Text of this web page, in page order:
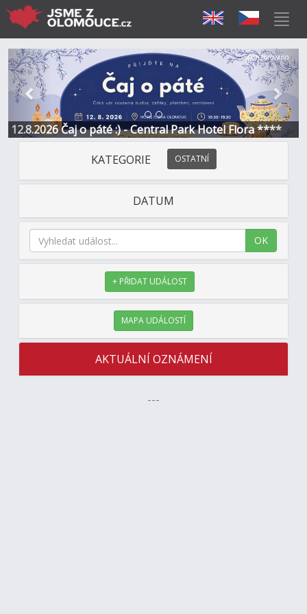
12.8.2026 Čaj o páté :) - Central Park Hotel Flora ****
Předchozí Další
Sponzorováno
KATEGORIE OSTATNÍ
DATUM
OK
+ PŘIDAT UDÁLOST
MAPA UDÁLOSTÍ
AKTUÁLNÍ OZNÁMENÍ
---